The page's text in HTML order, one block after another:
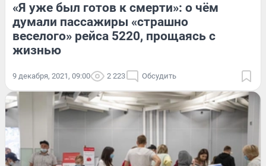
«Я уже был готов к смерти»: о чём
думали пассажиры «страшно
веселого» рейса 5220, прощаясь с
жизнью
9 декабря, 2021, 09:00 2 223 Обсудить